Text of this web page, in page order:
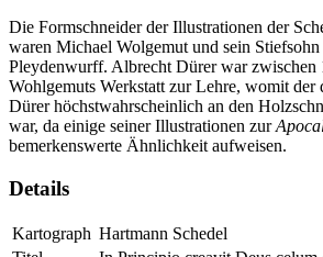
Die Formschneider der Illustrationen der
waren Michael Wolgemut und sein
Pleydenwurff. Albrecht Dürer war zwischen
Wohlgemuts Werkstatt zur Lehre, womit der
Dürer höchstwahrscheinlich an den
war, da einige seiner Illustrationen zur
bemerkenswerte Ähnlichkeit aufweisen.
Details
Kartograph Hartmann Schedel